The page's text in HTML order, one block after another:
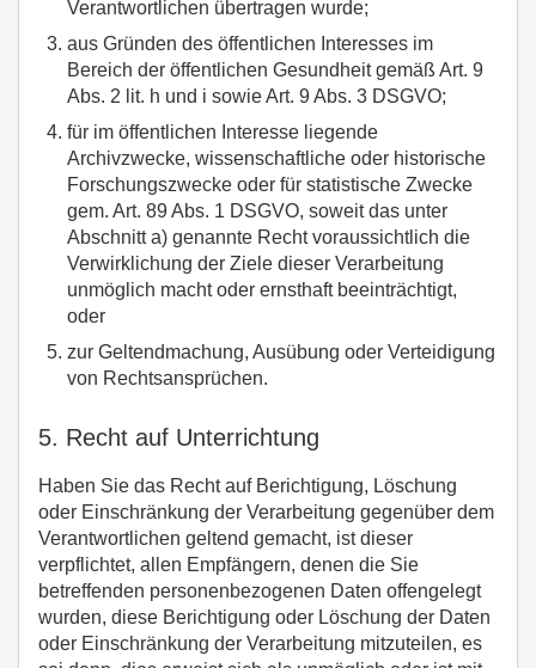
Verantwortlichen übertragen wurde;
aus Gründen des öffentlichen Interesses im
Bereich der öffentlichen Gesundheit gemäß Art. 9
Abs. 2 lit. h und i sowie Art. 9 Abs. 3 DSGVO;
für im öffentlichen Interesse liegende
Archivzwecke, wissenschaftliche oder historische
Forschungszwecke oder für statistische Zwecke
gem. Art. 89 Abs. 1 DSGVO, soweit das unter
Abschnitt a) genannte Recht voraussichtlich die
Verwirklichung der Ziele dieser Verarbeitung
unmöglich macht oder ernsthaft beeinträchtigt,
oder
zur Geltendmachung, Ausübung oder Verteidigung
von Rechtsansprüchen.
5. Recht auf Unterrichtung
Haben Sie das Recht auf Berichtigung, Löschung
oder Einschränkung der Verarbeitung gegenüber dem
Verantwortlichen geltend gemacht, ist dieser
verpflichtet, allen Empfängern, denen die Sie
betreffenden personenbezogenen Daten offengelegt
wurden, diese Berichtigung oder Löschung der Daten
oder Einschränkung der Verarbeitung mitzuteilen, es